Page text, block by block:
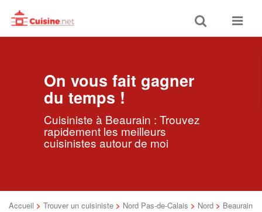
Toggle
search
Toggle
On vous fait gagner
du temps !
Cuisiniste à Beaurain : Trouvez
rapidement les meilleurs
cuisinistes autour de moi
Accueil > Trouver un cuisiniste > Nord Pas-de-Calais > Nord > Beaurain